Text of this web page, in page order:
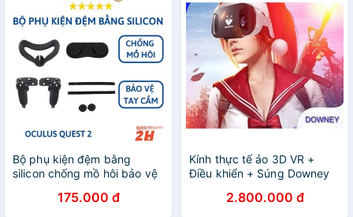
Bộ phụ kiện đệm bằng
silicon chống mồ hôi bảo vệ
Quest 2 - MINPRO
175.000 đ
Kính thực tế ảo 3D VR +
Điều khiển + Súng Downey
kiện full Cao cấp Cho dân
2.800.000 đ